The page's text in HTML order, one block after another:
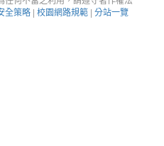
全策略 | 校園網路規範 | 分站一覽